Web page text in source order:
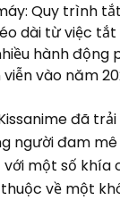
Quy trình
dài từ việc
hành động
vào năm
đã
người đam
một số khía
về một